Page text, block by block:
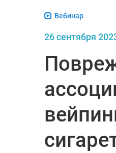
Вебинар
26 сентября